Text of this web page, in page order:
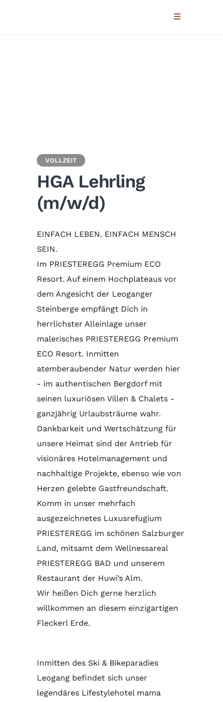
VOLLZEIT
HGA Lehrling
(m/w/d)
EINFACH LEBEN. EINFACH MENSCH
SEIN.
Im PRIESTEREGG Premium ECO
Resort. Auf einem Hochplateaus vor
dem Angesicht der Leoganger
Steinberge empfängt Dich in
herrlichster Alleinlage unser
malerisches PRIESTEREGG Premium
ECO Resort. Inmitten
atemberaubender Natur werden hier
- im authentischen Bergdorf mit
seinen luxuriösen Villen & Chalets -
ganzjährig Urlaubsträume wahr.
Dankbarkeit und Wertschätzung für
unsere Heimat sind der Antrieb für
visionäres Hotelmanagement und
nachhaltige Projekte, ebenso wie von
Herzen gelebte Gastfreundschaft.
Komm in unser mehrfach
ausgezeichnetes Luxusrefugium
PRIESTEREGG im schönen Salzburger
Land, mitsamt dem Wellnessareal
PRIESTEREGG BAD und unserem
Restaurant der Huwi’s Alm.
Wir heißen Dich gerne herzlich
willkommen an diesem einzigartigen
Fleckerl Erde.
Inmitten des Ski & Bikeparadies
Leogang befindet sich unser
legendäres Lifestylehotel mama